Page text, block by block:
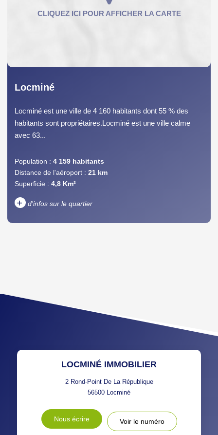
Locminé
Locminé est une ville de 4 160 habitants dont 55 % des
habitants sont propriétaires.Locminé est une ville calme
avec 63...
Population : 4 159 habitants
Distance de l'aéroport : 21 km
Superficie : 4,8 Km²
+ d'infos sur le quartier
TAUX DE PROPRIÉTAIRES
PART DES MÉNAGES SANS
DISTANCE DE L'AÉROPORT :
LOCMINÉ IMMOBILIER
2 Rond-Point De La République
56500 Locminé
Nous écrire Voir le numéro